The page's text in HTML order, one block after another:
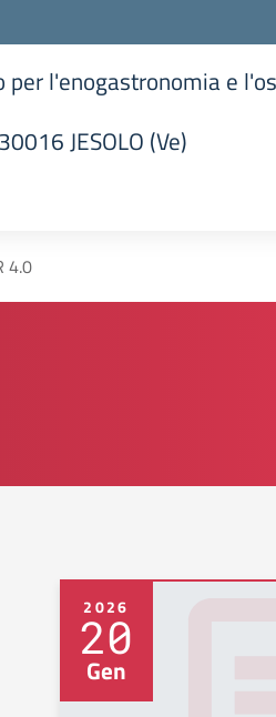
l'enogastronomia e
JESOLO (Ve)
4.0
2026
20
Gen